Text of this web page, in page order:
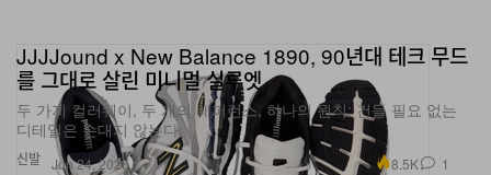
Fox Lab x Brain Dead Summer Capsule은 현재 온라
인과 오프라인 스토어에서 만나볼 수 있다.
신발
JJJJound x New Balance 1890, 90년대 테크 무드
를 그대로 살린 미니멀 실루엣
두 가지 컬러웨이, 두 개의 레퍼런스, 하나의 원칙: 건들 필요 없는
디테일은 손대지 않는다.
Jun 24, 2026 8.5K 1